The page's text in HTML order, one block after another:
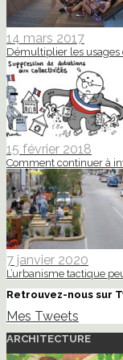
14 mars 2017
Démultiplier les usages
15 février 2018
Comment continuer à
7 janvier 2020
L’urbanisme tactique
Retrouvez-nous sur
Mes Tweets
ARCHITECTURE